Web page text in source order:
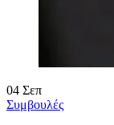
04 Σεπ
Συμβουλές